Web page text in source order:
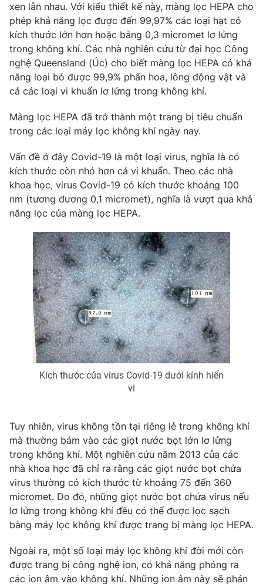
VTV9 VTV8
Liên hệ tòa soạn English
THỜI BÁO VTV
Cơ quan chủ quản:Đài Truyền hình Việt Nam
Cơ quan báo chí:Thời báo VTV
Giấy phép hoạt động báo in và báo điện tử số 483/GP-BTTTT
Tổng Biên tập:Vũ Thanh Thủy
Phó Tổng Biên tập:Nguyễn Thị Mỹ Hạnh, Phạm Quốc Thắng,
Nguyễn Trọng Ninh
Tổng đài VTV:024.38 355 931 - 024.38 355 932
Ðiện thoại Thời báo VTV:024.66 897 897
toasoan@vtv.vn
Liên hệ quảng cáo:024-7300.7108
® Cấm sao chép dưới mọi hình thức nếu không có sự chấp
thuận bằng văn bản. Ghi rõ nguồn VTV.vn khi phát hành lại
thông tin từ website này.
xen lẫn nhau. Với kiểu thiết kế này, màng lọc HEPA cho
phép khả năng lọc được đến 99,97% các loại hạt có
kích thước lớn hơn hoặc bằng 0,3 micromet lơ lửng
trong không khí. Các nhà nghiên cứu từ đại học Công
nghệ Queensland (Úc) cho biết màng lọc HEPA có khả
năng loại bỏ được 99,9% phấn hoa, lông động vật và
cả các loại vi khuẩn lơ lửng trong không khí.
Màng lọc HEPA đã trở thành một trang bị tiêu chuẩn
trong các loại máy lọc không khí ngày nay.
Vấn đề ở đây Covid-19 là một loại virus, nghĩa là có
kích thước còn nhỏ hơn cả vi khuẩn. Theo các nhà
khoa học, virus Covid-19 có kích thước khoảng 100
nm (tương đương 0,1 micromet), nghĩa là vượt qua khả
năng lọc của màng lọc HEPA.
Kích thước của virus Covid-19 dưới kính hiển
vi
Tuy nhiên, virus không tồn tại riêng lẻ trong không khí
mà thường bám vào các giọt nước bọt lớn lơ lửng
trong không khí. Một nghiên cứu năm 2013 của các
nhà khoa học đã chỉ ra rằng các giọt nước bọt chứa
virus thường có kích thước từ khoảng 75 đến 360
micromet. Do đó, những giọt nước bọt chứa virus nếu
lơ lửng trong không khí đều có thể được lọc sạch
bằng máy lọc không khí được trang bị màng lọc HEPA.
Ngoài ra, một số loại máy lọc không khí đời mới còn
được trang bị công nghệ ion, có khả năng phóng ra
các ion âm vào không khí. Những ion âm này sẽ phản